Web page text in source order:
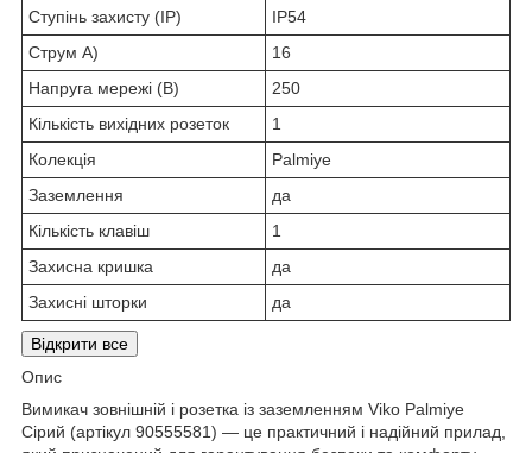
Ступінь захисту (IP)
IP54
Струм А)
16
Напруга мережі (В)
250
Кількість вихідних розеток
1
Колекція
Palmiye
Заземлення
да
Кількість клавіш
1
Захисна кришка
да
Захисні шторки
да
Відкрити все
Опис
Вимикач зовнішній і розетка із заземленням Viko Palmiye
Сірий (артікул 90555581) — це практичний і надійний прилад,